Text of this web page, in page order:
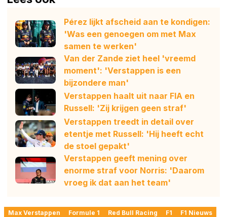
Pérez lijkt afscheid aan te kondigen:
'Was een genoegen om met Max
samen te werken'
Van der Zande ziet heel 'vreemd
moment': 'Verstappen is een
bijzondere man'
Verstappen haalt uit naar FIA en
Russell: 'Zij krijgen geen straf'
Verstappen treedt in detail over
etentje met Russell: 'Hij heeft echt
de stoel gepakt'
Verstappen geeft mening over
enorme straf voor Norris: 'Daarom
vroeg ik dat aan het team'
Max Verstappen Formule 1 Red Bull Racing F1
F1 Nieuws